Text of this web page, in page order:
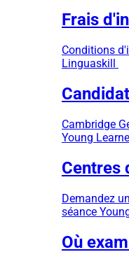
Frais
Conditions
Linguaskill
Cambridge
Young
Centres
Demandez
séance
Où